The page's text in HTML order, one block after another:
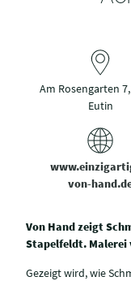
Am Rosengarten
Eutin
von-
Von Hand zeigt
Stapelfeldt. Malerei
Gezeigt wird, wie